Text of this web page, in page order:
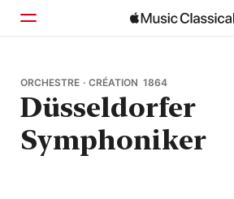
Accueil
Parcourir
Rechercher
ORCHESTRE · CRÉATION 1864
Düsseldorfer
Symphoniker